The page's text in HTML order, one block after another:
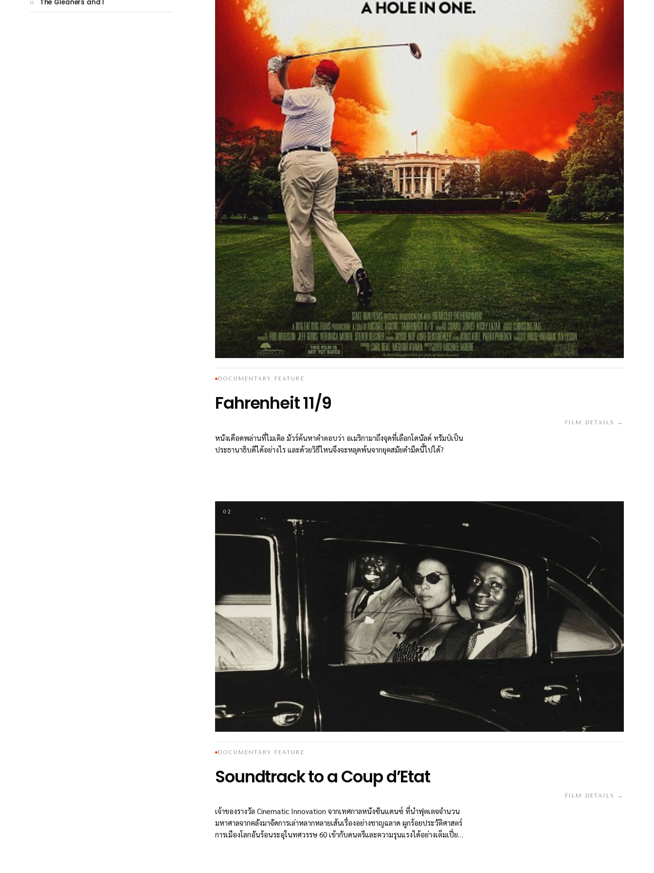
11 The Gleaners and I
DOCUMENTARY FEATURE
Fahrenheit 11/9
FILM DETAILS →
หนังเดือดพล่านที่ไมเคิล มัวร์ค้นหาคำตอบว่า อเมริกามาถึงจุดที่เลือกโดนัลด์ ทรัมป์เป็น
ประธานาธิบดีได้อย่างไร และด้วยวิธีไหนจึงจะหลุดพ้นจากยุคสมัยดำมืดนี้ไปได้?
02
DOCUMENTARY FEATURE
Soundtrack to a Coup d’Etat
FILM DETAILS →
เจ้าของรางวัล Cinematic Innovation จากเทศกาลหนังซันแดนซ์ ที่นำฟุตเตจจำนวน
มหาศาลจากคลังมาจัดการเล่าหลากหลายเส้นเรื่องอย่างชาญฉลาด ผูกร้อยประวัติศาสตร์
การเมืองโลกอันร้อนระอุในทศวรรษ 60 เข้ากับดนตรีและความรุนแรงได้อย่างเต็มเปี่ยม